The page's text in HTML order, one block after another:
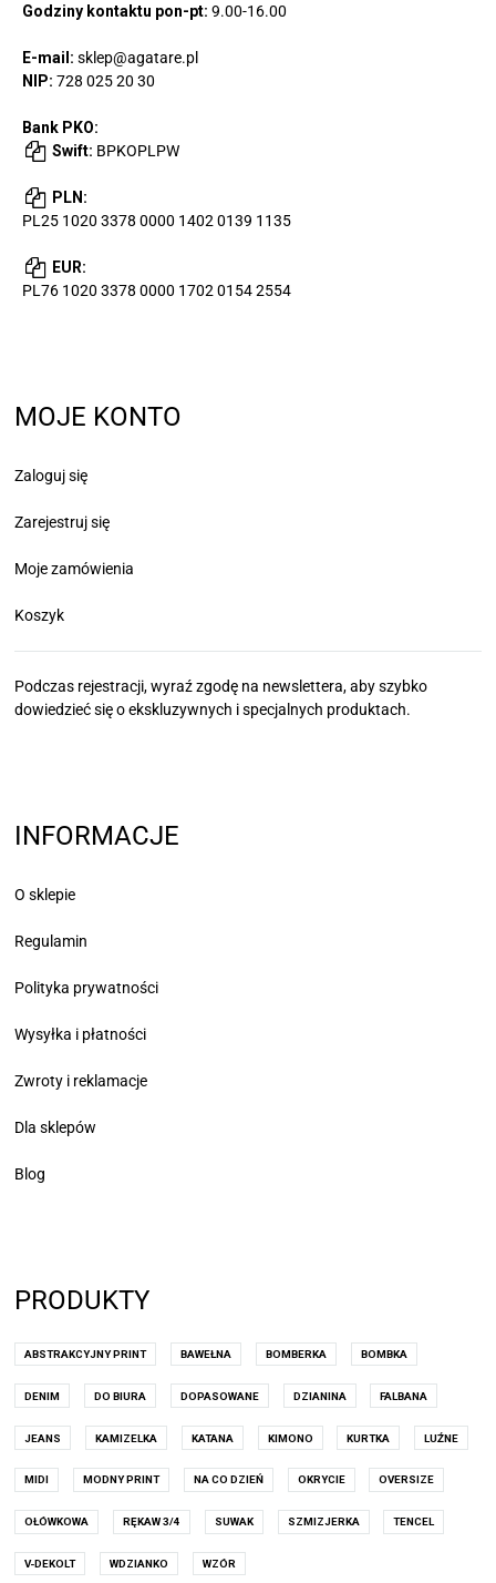
Godziny kontaktu pon-pt: 9.00-16.00
E-mail: sklep@agatare.pl
NIP: 728 025 20 30
Bank PKO:
Swift: BPKOPLPW
PLN:
PL25 1020 3378 0000 1402 0139 1135
EUR:
PL76 1020 3378 0000 1702 0154 2554
MOJE KONTO
Zaloguj się
Zarejestruj się
Moje zamówienia
Koszyk
Podczas rejestracji, wyraź zgodę na newslettera, aby szybko
dowiedzieć sięo ekskluzywnych i specjalnych produktach.
INFORMACJE
O sklepie
Regulamin
Polityka prywatności
Wysyłka i płatności
Zwroty i reklamacje
Dla sklepów
Blog
PRODUKTY
ABSTRAKCYJNY PRINT BAWEŁNA BOMBERKA BOMBKA
DENIM DO BIURA DOPASOWANE DZIANINA FALBANA
JEANS KAMIZELKA KATANA KIMONO KURTKA LUŹNE
MIDI MODNY PRINT NA CO DZIEŃ OKRYCIE OVERSIZE
OŁÓWKOWA RĘKAW 3/4 SUWAK SZMIZJERKA TENCEL
V-DEKOLT WDZIANKO WZÓR